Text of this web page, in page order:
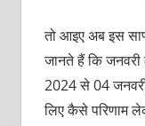
तो आइए अब इस
जानते हैं कि जनवरी
2024 से 04
लिए कैसे परिणाम